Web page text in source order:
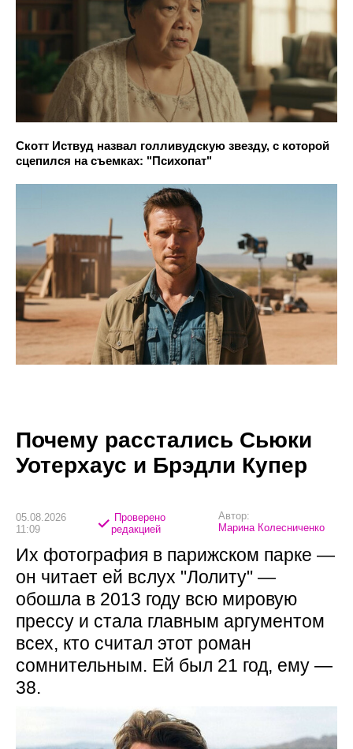
Скотт Иствуд назвал голливудскую звезду, с которой
сцепился на съемках: "Психопат"
Почему расстались Сьюки
Уотерхаус и Брэдли Купер
05.08.2026
11:09
Проверено
редакцией
Автор:
Марина Колесниченко
Их фотография в парижском парке —
он читает ей вслух "Лолиту" —
обошла в 2013 году всю мировую
прессу и стала главным аргументом
всех, кто считал этот роман
сомнительным. Ей был 21 год, ему —
38.